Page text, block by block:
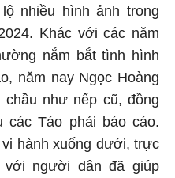
nhiều hình ảnh trong
Khác với các năm
nắm bắt tình hình
năm nay Ngọc Hoàng
như nếp cũ, đồng
các Táo phải báo cáo.
hành xuống dưới, trực
người dân đã giúp